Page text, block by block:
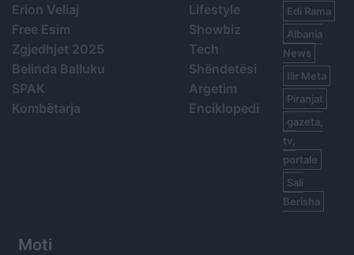
Erion Veliaj
Free Esim
Zgjedhjet 2025
Belinda Balluku
SPAK
Kombëtarja
Lifestyle
Showbiz
Tech
Shëndetësi
Argetim
Enciklopedi
Edi Rama
Albania
News
Ilir Meta
Piranjat
gazeta,
tv,
portale
Sali
Berisha
Moti